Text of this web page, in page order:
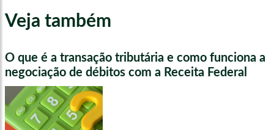
Veja também
O que é a transação tributária e como funciona a
negociação de débitos com a Receita Federal